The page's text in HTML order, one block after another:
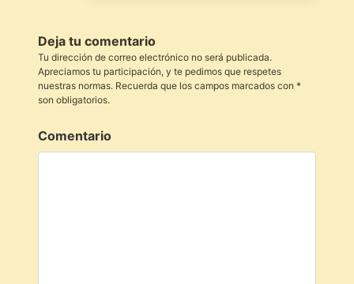
Deja tu comentario
Tu dirección de correo electrónico no será publicada.
Apreciamos tu participación, y te pedimos que respetes
nuestras normas. Recuerda que los campos marcados con *
son obligatorios.
Comentario